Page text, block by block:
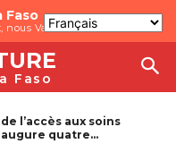
Faso
nous Vaincrons
Faso
l’accès aux soins
quatre...